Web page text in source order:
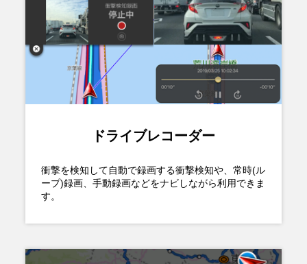
ドライブレコーダー
衝撃を検知して自動で録画する衝撃検知や、常時(ル
ープ)録画、手動録画などをナビしながら利用できま
す。